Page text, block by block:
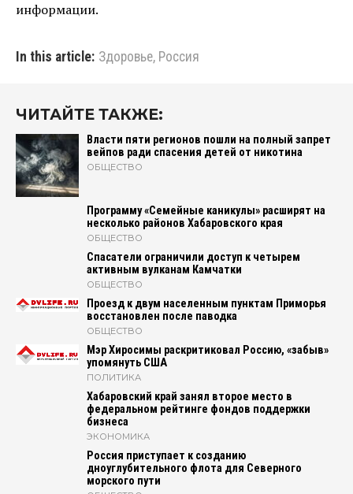
информации.
In this article: Здоровье, Россия
ЧИТАЙТЕ ТАКЖЕ:
Власти пяти регионов пошли на полный запрет
вейпов ради спасения детей от никотина
ОБЩЕСТВО
Программу «Семейные каникулы» расширят на
несколько районов Хабаровского края
ОБЩЕСТВО
Спасатели ограничили доступ к четырем
активным вулканам Камчатки
ОБЩЕСТВО
Проезд к двум населенным пунктам Приморья
восстановлен после паводка
ОБЩЕСТВО
Мэр Хиросимы раскритиковал Россию, «забыв»
упомянуть США
ПОЛИТИКА
Хабаровский край занял второе место в
федеральном рейтинге фондов поддержки
бизнеса
ЭКОНОМИКА
Россия приступает к созданию
дноуглубительного флота для Северного
морского пути